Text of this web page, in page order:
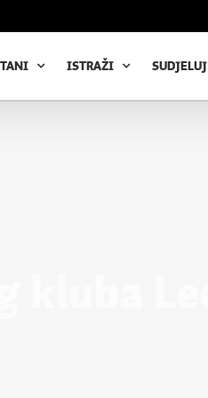
ISTRAŽI SUDJELUJ